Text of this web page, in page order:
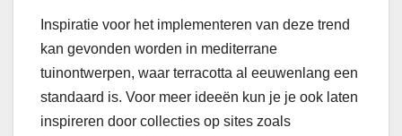
Inspiratie voor het implementeren van deze trend
kan gevonden worden in mediterrane
tuinontwerpen, waar terracotta al eeuwenlang een
standaard is. Voor meer ideeën kun je je ook laten
inspireren door collecties op sites zoals